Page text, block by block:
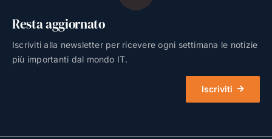
Resta aggiornato
Iscriviti alla newsletter per ricevere ogni settimana le notizie
più importanti dal mondo IT.
Iscriviti